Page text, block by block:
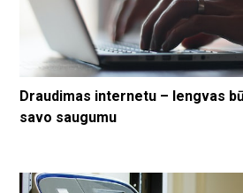
Draudimas internetu – lengvas
savo saugumu